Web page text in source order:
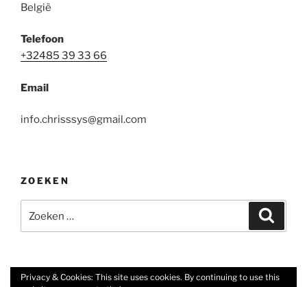
België
Telefoon
+32485 39 33 66
Email
info.chrisssys@gmail.com
ZOEKEN
naar:
Privacy & Cookies: This site uses cookies. By continuing to use this